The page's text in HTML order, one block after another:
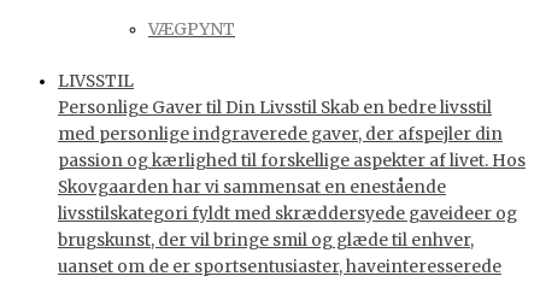
VÆGPYNT
LIVSSTIL
Personlige Gaver til Din Livsstil Skab en bedre livsstil
med personlige indgraverede gaver, der afspejler din
passion og kærlighed til forskellige aspekter af livet. Hos
Skovgaarden har vi sammensat en enestående
livsstilskategori fyldt med skræddersyede gaveideer og
brugskunst, der vil bringe smil og glæde til enhver,
uanset om de er sportsentusiaster, haveinteresserede